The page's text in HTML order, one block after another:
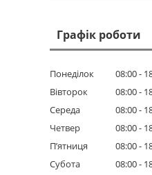
Графік роботи
Понеділок 08:00
Вівторок
08:00
Середа
08:00
Четвер
08:00
Пʼятниця
08:00
Субота
08:00